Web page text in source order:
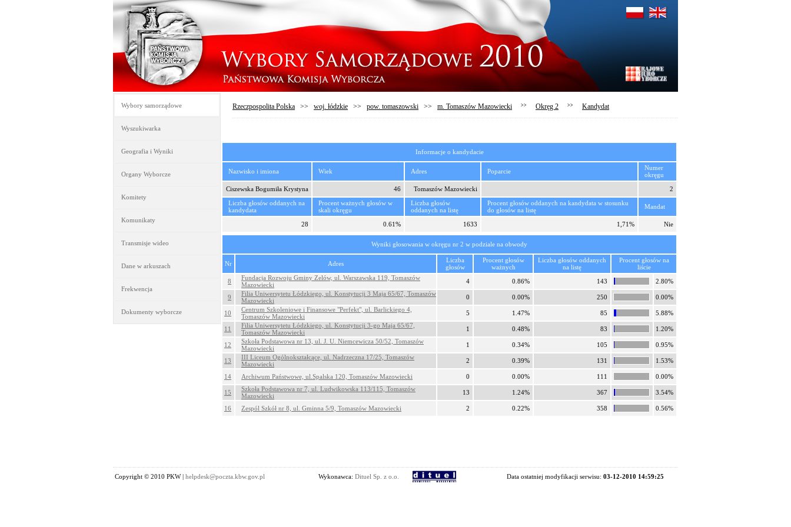
Wybory samorządowe
Wyszukiwarka
Geografia i Wyniki
Organy Wyborcze
Komitety
Komunikaty
Transmisje wideo
Dane w arkuszach
Frekwencja
Dokumenty wyborcze
Rzeczpospolita Polska >> woj. łódzkie >> pow. tomaszowski >> m. Tomaszów Mazowiecki >> Okręg 2 >> Kandydat
Informacje o kandydacie
Nazwisko i imiona Wiek Adres Poparcie
Numer
okręgu
Ciszewska Bogumiła Krystyna
46 Tomaszów Mazowiecki
2
Liczba głosów oddanych na
kandydata
Procent ważnych głosów w
skali okręgu
Liczba głosów
oddanych na listę
Procent głosów oddanych na kandydata w stosunku
do głosów na listę
Mandat
28 0.61% 1633 1,71% Nie
Wyniki głosowania w okręgu nr 2 w podziale na obwody
Nr Adres
Liczba
głosów
Procent głosów
ważnych
Liczba głosów oddanych
na listę
Procent głosów na
liście
8
Fundacja Rozwoju Gminy Zelów, ul. Warszawska 119, Tomaszów
Mazowiecki
4 0.86% 143 2.80%
9
Filia Uniwersytetu Łódzkiego, ul. Konstytucji 3 Maja 65/67, Tomaszów
Mazowiecki
0 0.00% 250 0.00%
10
Centrum Szkoleniowe i Finansowe "Perfekt", ul. Barlickiego 4,
Tomaszów Mazowiecki
5 1.47% 85 5.88%
11
Filia Uniwersytetu Łódzkiego, ul. Konstytucji 3-go Maja 65/67,
Tomaszów Mazowiecki
1 0.48% 83 1.20%
12
Szkoła Podstawowa nr 13, ul. J. U. Niemcewicza 50/52, Tomaszów
Mazowiecki
1 0.34% 105 0.95%
13
III Liceum Ogólnokształcące, ul. Nadrzeczna 17/25, Tomaszów
Mazowiecki
2 0.39% 131 1.53%
14 Archiwum Państwowe, ul.Spalska 120, Tomaszów Mazowiecki 0 0.00% 111 0.00%
15
Szkoła Podstawowa nr 7, ul. Ludwikowska 113/115, Tomaszów
Mazowiecki
13 1.24% 367 3.54%
16 Zespól Szkół nr 8, ul. Gminna 5/9, Tomaszów Mazowiecki 2 0.22% 358 0.56%
Copyright © 2010 PKW | helpdesk@poczta.kbw.gov.pl Wykonawca: Dituel Sp. z o.o. Data ostatniej modyfikacji serwisu: 03-12-2010 14:59:25